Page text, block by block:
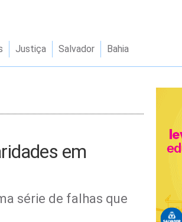
Justiça Salvador Bahia
em
série de falhas que